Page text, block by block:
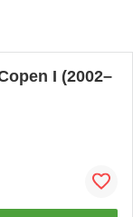
I (2002–